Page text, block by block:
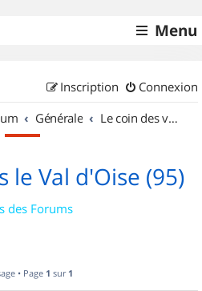
Menu
Connexion
Inscription
Générale Le coin des vidéastes
le Val d'Oise (95)
des Forums
• Page 1 sur 1